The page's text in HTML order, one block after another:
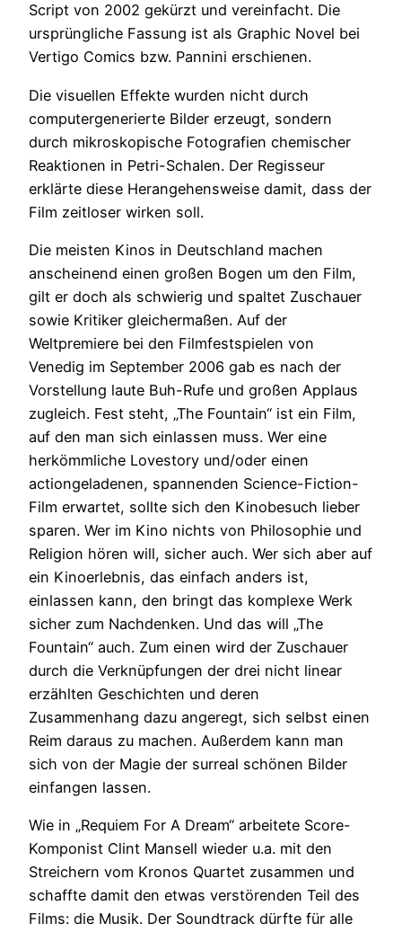
Script von 2002 gekürzt und vereinfacht. Die
ursprüngliche Fassung ist als Graphic Novel bei
Vertigo Comics bzw. Pannini erschienen.
Die visuellen Effekte wurden nicht durch
computergenerierte Bilder erzeugt, sondern
durch mikroskopische Fotografien chemischer
Reaktionen in Petri-Schalen. Der Regisseur
erklärte diese Herangehensweise damit, dass der
Film zeitloser wirken soll.
Die meisten Kinos in Deutschland machen
anscheinend einen großen Bogen um den Film,
gilt er doch als schwierig und spaltet Zuschauer
sowie Kritiker gleichermaßen. Auf der
Weltpremiere bei den Filmfestspielen von
Venedig im September 2006 gab es nach der
Vorstellung laute Buh-Rufe und großen Applaus
zugleich. Fest steht, „The Fountain“ ist ein Film,
auf den man sich einlassen muss. Wer eine
herkömmliche Lovestory und/oder einen
actiongeladenen, spannenden Science-Fiction-
Film erwartet, sollte sich den Kinobesuch lieber
sparen. Wer im Kino nichts von Philosophie und
Religion hören will, sicher auch. Wer sich aber auf
ein Kinoerlebnis, das einfach anders ist,
einlassen kann, den bringt das komplexe Werk
sicher zum Nachdenken. Und das will „The
Fountain“ auch. Zum einen wird der Zuschauer
durch die Verknüpfungen der drei nicht linear
erzählten Geschichten und deren
Zusammenhang dazu angeregt, sich selbst einen
Reim daraus zu machen. Außerdem kann man
sich von der Magie der surreal schönen Bilder
einfangen lassen.
Wie in „Requiem For A Dream“ arbeitete Score-
Komponist Clint Mansell wieder u.a. mit den
Streichern vom Kronos Quartet zusammen und
schaffte damit den etwas verstörenden Teil des
Films: die Musik. Der Soundtrack dürfte für alle